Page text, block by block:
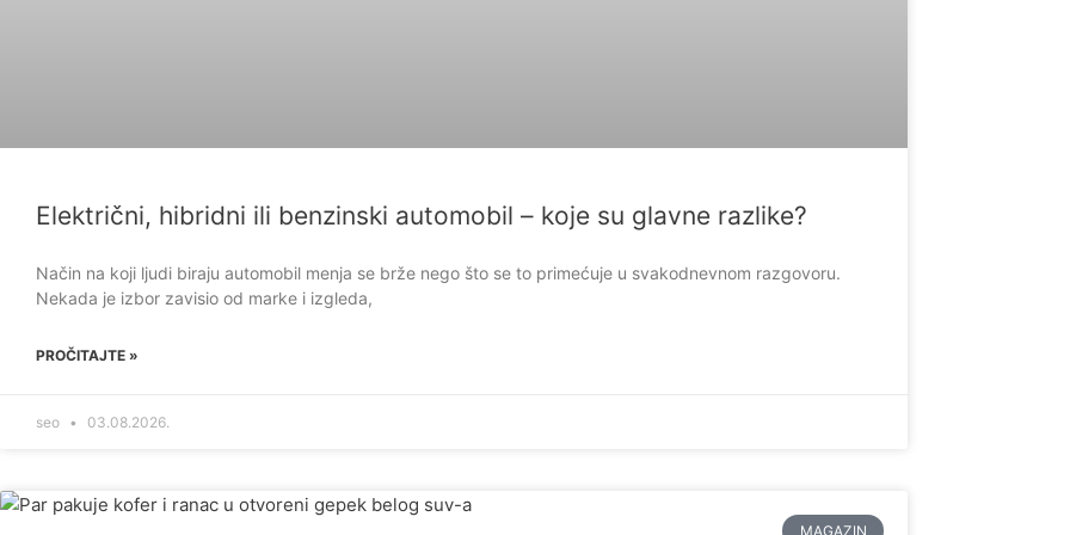
Električni, hibridni ili benzinski automobil – koje su glavne razlike?
Način na koji ljudi biraju automobil menja se brže nego što se to primećuje u svakodnevnom razgovoru.
Nekada je izbor zavisio od marke i izgleda,
PROČITAJTE »
seo 03.08.2026.
MAGAZIN